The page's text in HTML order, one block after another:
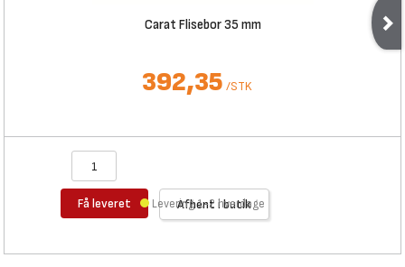
Carat Flisebor 35 mm
392,35 /STK
Få leveret Afhent i butik
Levering 1-2 hverdage